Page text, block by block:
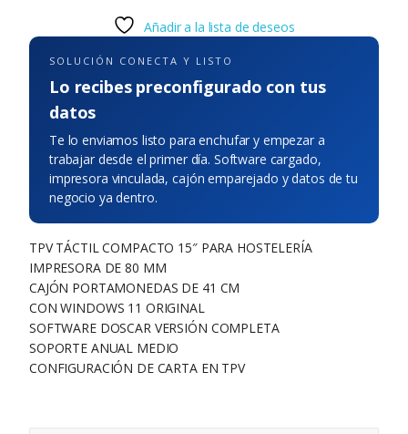
Añadir a la lista de deseos
SOLUCIÓN CONECTA Y LISTO
Lo recibes preconfigurado con tus
datos
Te lo enviamos listo para enchufar y empezar a
trabajar desde el primer día. Software cargado,
impresora vinculada, cajón emparejado y datos de tu
negocio ya dentro.
TPV TÁCTIL COMPACTO 15″ PARA HOSTELERÍA
IMPRESORA DE 80 MM
CAJÓN PORTAMONEDAS DE 41 CM
CON WINDOWS 11 ORIGINAL
SOFTWARE DOSCAR VERSIÓN COMPLETA
SOPORTE ANUAL MEDIO
CONFIGURACIÓN DE CARTA EN TPV